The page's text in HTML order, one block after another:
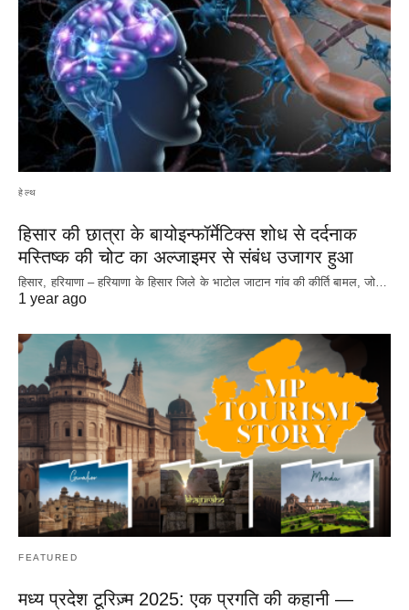
हेल्थ
हिसार की छात्रा के बायोइन्फॉर्मेटिक्स शोध से दर्दनाक
मस्तिष्क की चोट का अल्जाइमर से संबंध उजागर हुआ
हिसार, हरियाणा – हरियाणा के हिसार जिले के भाटोल जाटान गांव की कीर्ति बामल, जो…
1 year ago
FEATURED
मध्य प्रदेश टूरिज़्म 2025: एक प्रगति की कहानी —